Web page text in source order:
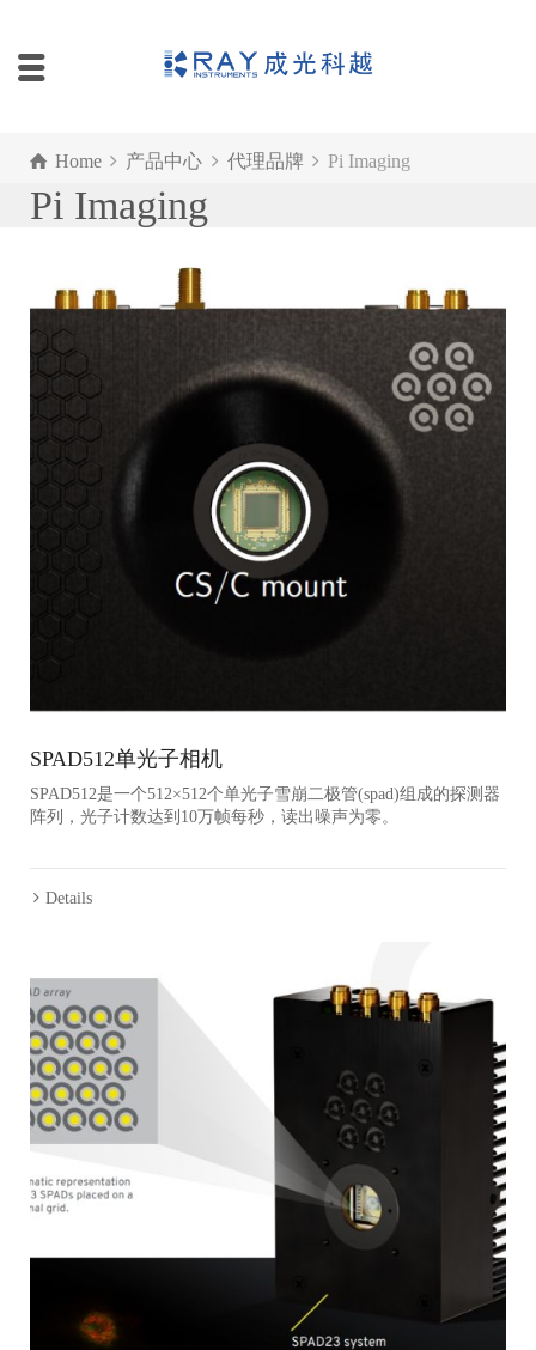
Home 产品中心 代理品牌 Pi Imaging
Pi Imaging
SPAD512单光子相机
SPAD512是一个512×512个单光子雪崩二极管(spad)组成的探测器
阵列，光子计数达到10万帧每秒，读出噪声为零。
Details